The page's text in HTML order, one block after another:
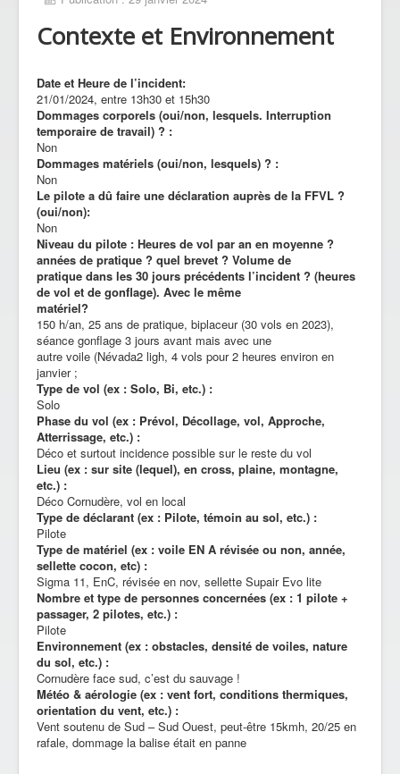
Contexte et Environnement
Date et Heure de l’incident:
21/01/2024, entre 13h30 et 15h30
Dommages corporels (oui/non, lesquels. Interruption
temporaire de travail) ? :
Non
Dommages matériels (oui/non, lesquels) ? :
Non
Le pilote a dû faire une déclaration auprès de la FFVL ?
(oui/non):
Non
Niveau du pilote : Heures de vol par an en moyenne ?
années de pratique ? quel brevet ? Volume de
pratique dans les 30 jours précédents l’incident ? (heures
de vol et de gonflage). Avec le même
matériel?
150 h/an, 25 ans de pratique, biplaceur (30 vols en 2023),
séance gonflage 3 jours avant mais avec une
autre voile (Névada2 ligh, 4 vols pour 2 heures environ en
janvier ;
Type de vol (ex : Solo, Bi, etc.) :
Solo
Phase du vol (ex : Prévol, Décollage, vol, Approche,
Atterrissage, etc.) :
Déco et surtout incidence possible sur le reste du vol
Lieu (ex : sur site (lequel), en cross, plaine, montagne,
etc.) :
Déco Cornudère, vol en local
Type de déclarant (ex : Pilote, témoin au sol, etc.) :
Pilote
Type de matériel (ex : voile EN A révisée ou non, année,
sellette cocon, etc) :
Sigma 11, EnC, révisée en nov, sellette Supair Evo lite
Nombre et type de personnes concernées (ex : 1 pilote +
passager, 2 pilotes, etc.) :
Pilote
Environnement (ex : obstacles, densité de voiles, nature
du sol, etc.) :
Cornudère face sud, c’est du sauvage !
Météo & aérologie (ex : vent fort, conditions thermiques,
orientation du vent, etc.) :
Vent soutenu de Sud – Sud Ouest, peut-être 15kmh, 20/25 en
rafale, dommage la balise était en panne